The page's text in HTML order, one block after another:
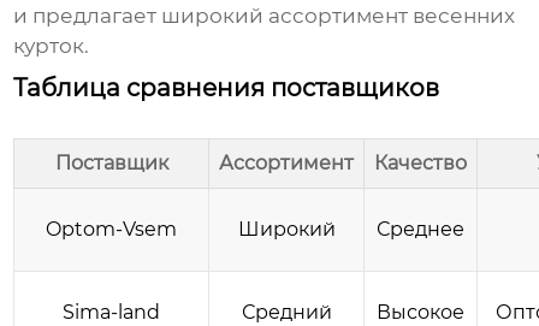
и предлагает широкий ассортимент весенних
курток.
Таблица сравнения поставщиков
Поставщик Ассортимент Качество
Optom-Vsem Широкий Среднее
Sima-land Средний Высокое